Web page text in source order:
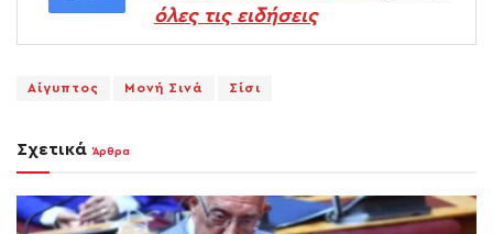
όλες τις ειδήσεις
Αίγυπτος Μονή Σινά Σίσι
Σχετικά Άρθρα